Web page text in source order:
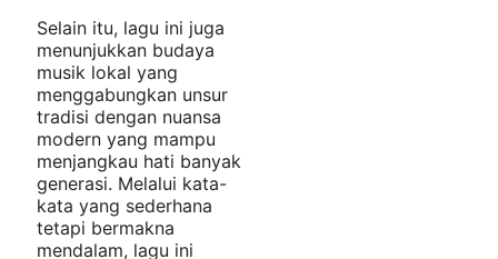
Selain itu, lagu ini juga
menunjukkan budaya
musik lokal yang
menggabungkan unsur
tradisi dengan nuansa
modern yang mampu
menjangkau hati banyak
generasi. Melalui kata-
kata yang sederhana
tetapi bermakna
mendalam, lagu ini